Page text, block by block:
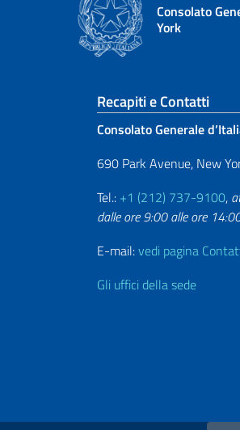
Consolato
York
Sezione
Recapiti e Contatti
Consolato Generale
690 Park Avenue, New
Tel.: +1 (212) 737-9100,
dalle ore 9:00 alle ore
E-mail:vedi pagina
Gli uffici della sede